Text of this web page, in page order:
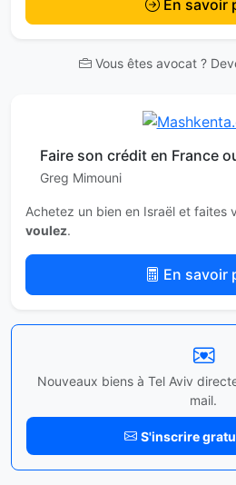
En savoir
Vous êtes avocat ?
Faire son crédit en France
Greg Mimouni
Achetez un bien en Israël et faites
voulez.
En savoir
Nouveaux biens à Tel Aviv
mail.
S'inscrire